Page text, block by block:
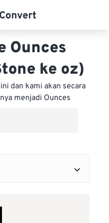
Ounces
ke oz)
dan kami akan secara
menjadi Ounces